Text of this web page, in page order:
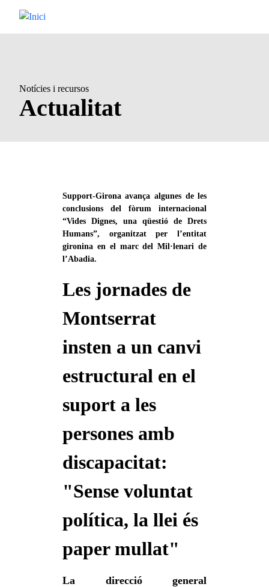
Notícies i recursos
Actualitat
Support-Girona avança algunes de les
conclusions del fòrum internacional
“Vides Dignes, una qüestió de Drets
Humans”, organitzat per l’entitat
gironina en el marc del Mil·lenari de
l’Abadia.
Les jornades de
Montserrat
insten a un canvi
estructural en el
suport a les
persones amb
discapacitat:
"Sense voluntat
política, la llei és
paper mullat"
La direcció general